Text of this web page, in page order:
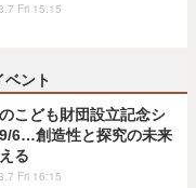
Fri 15:15
ベント
こども財団設立記念シ
6…創造性と探究の未来
る
Fri 16:15